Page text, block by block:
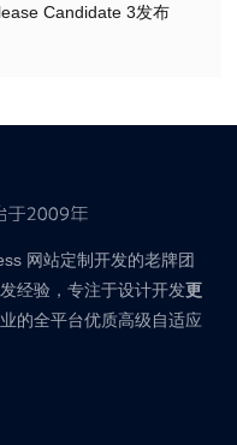
Candidate 3发布
网站定制开发的老牌团
经验，专注于设计开发更
的全平台优质高级自适应